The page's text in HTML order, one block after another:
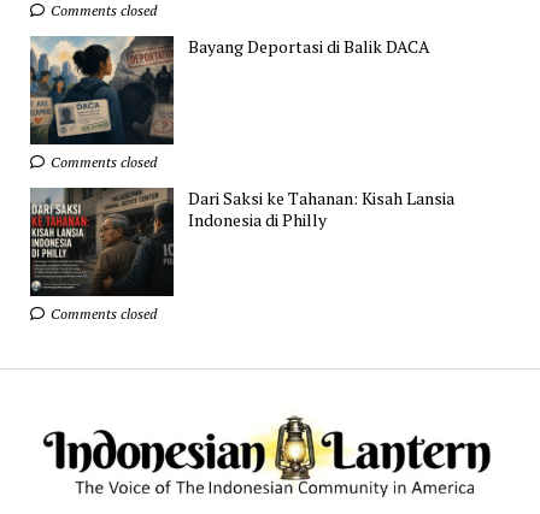
Comments closed
Bayang Deportasi di Balik DACA
Comments closed
Dari Saksi ke Tahanan: Kisah Lansia
Indonesia di Philly
Comments closed